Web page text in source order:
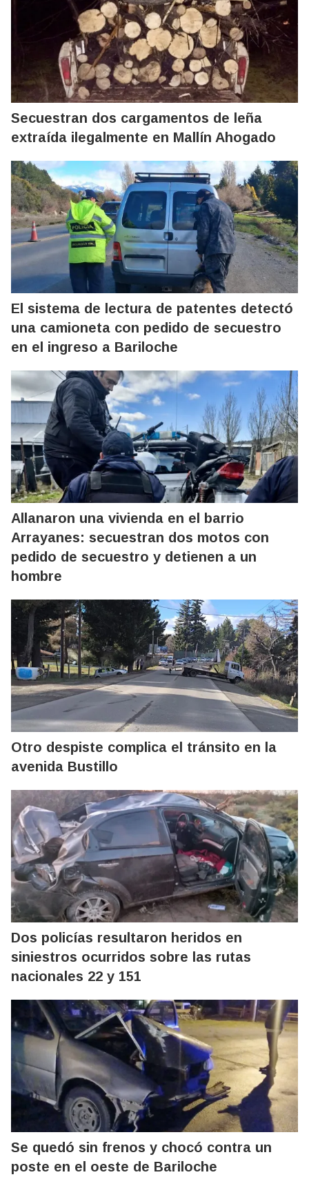
Secuestran dos cargamentos de leña
extraída ilegalmente en Mallín Ahogado
El sistema de lectura de patentes detectó
una camioneta con pedido de secuestro
en el ingreso a Bariloche
Allanaron una vivienda en el barrio
Arrayanes: secuestran dos motos con
pedido de secuestro y detienen a un
hombre
Otro despiste complica el tránsito en la
avenida Bustillo
Dos policías resultaron heridos en
siniestros ocurridos sobre las rutas
nacionales 22 y 151
Se quedó sin frenos y chocó contra un
poste en el oeste de Bariloche